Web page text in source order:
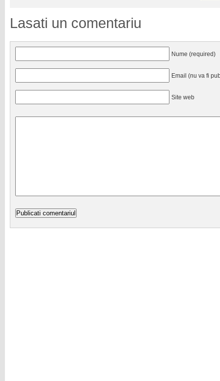
Lasati un comentariu
Nume (required)
Email (nu va fi
Site web